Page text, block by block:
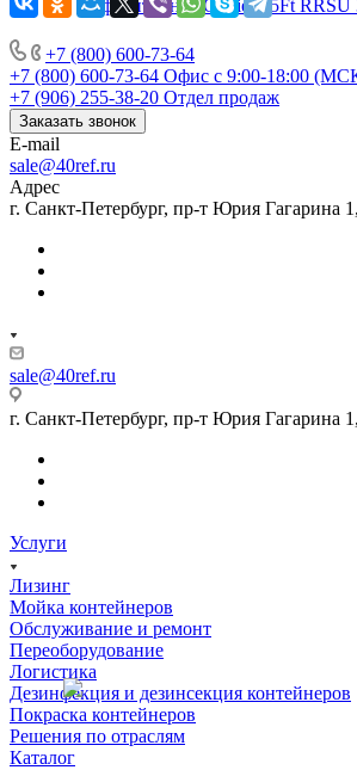
+7 (800) 600-73-64
+7 (800) 600-73-64 Офис с 9:00-18:00
+7 (906) 255-38-20 Отдел продаж
Заказать звонок
E-mail
sale@40ref.ru
Адрес
г. Санкт-Петербург, пр-т Юрия Гагарина
sale@40ref.ru
г. Санкт-Петербург, пр-т Юрия Гагарина
Услуги
Лизинг
Мойка контейнеров
Обслуживание и ремонт
Переоборудование
Логистика
Дезинфекция и дезинсекция контейнеров
Покраска контейнеров
Решения по отраслям
Каталог